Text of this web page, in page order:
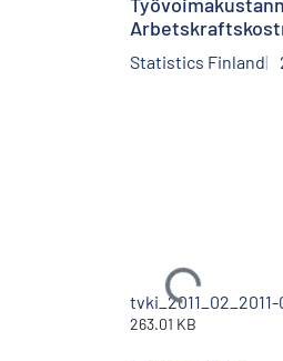
Statistics Finland
Ladataan...
263.01 KB